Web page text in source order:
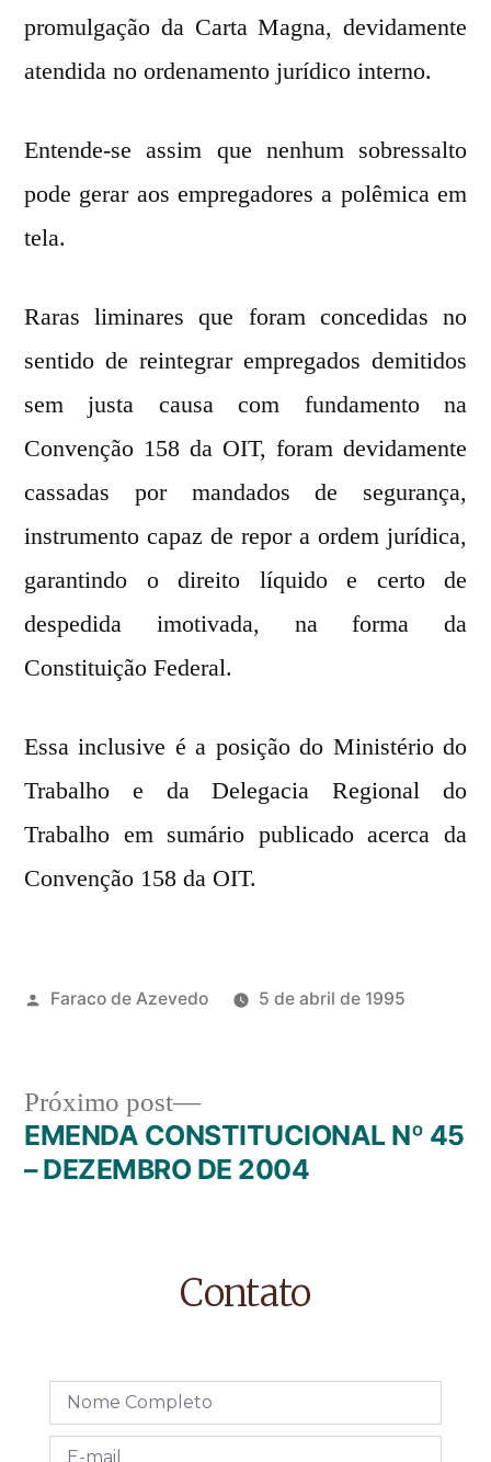
promulgação da Carta Magna, devidamente
atendida no ordenamento jurídico interno.
Entende-se assim que nenhum sobressalto
pode gerar aos empregadores a polêmica em
tela.
Raras liminares que foram concedidas no
sentido de reintegrar empregados demitidos
sem justa causa com fundamento na
Convenção 158 da OIT, foram devidamente
cassadas por mandados de segurança,
instrumento capaz de repor a ordem jurídica,
garantindo o direito líquido e certo de
despedida imotivada, na forma da
Constituição Federal.
Essa inclusive é a posição do Ministério do
Trabalho e da Delegacia Regional do
Trabalho em sumário publicado acerca da
Convenção 158 da OIT.
Faraco de Azevedo 5 de abril de 1995
Próximo post
EMENDA CONSTITUCIONAL Nº 45
– DEZEMBRO DE 2004
Contato